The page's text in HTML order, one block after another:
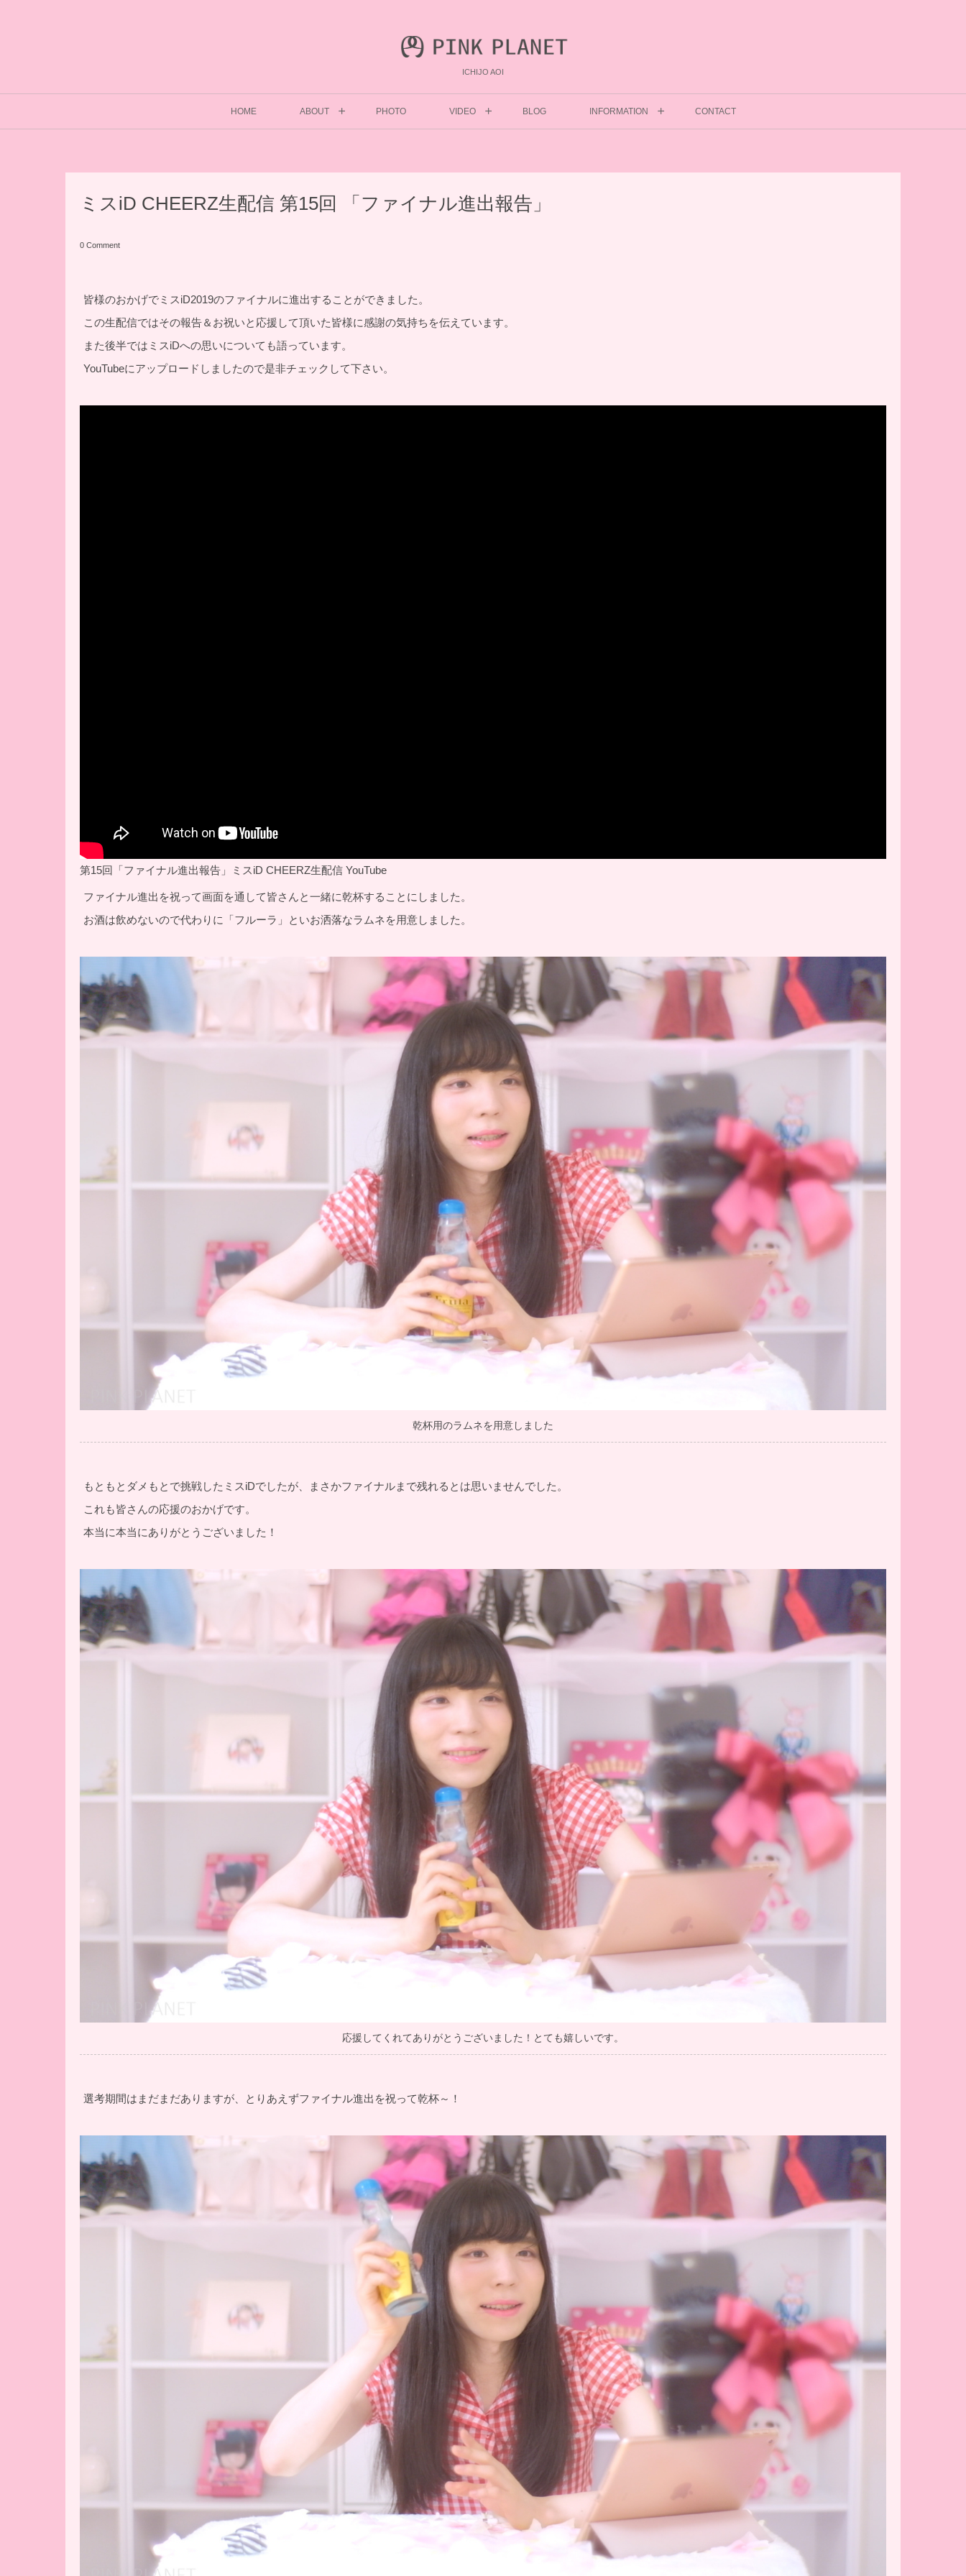
ICHIJO AOI
HOME ABOUT PHOTO VIDEO BLOG INFORMATION CONTACT
ミスiD CHEERZ生配信 第15回 「ファイナル進出報告」
0 Comment
皆様のおかげでミスiD2019のファイナルに進出することができました。
この生配信ではその報告＆お祝いと応援して頂いた皆様に感謝の気持ちを伝えています。
また後半ではミスiDへの思いについても語っています。
YouTubeにアップロードしましたので是非チェックして下さい。
第15回「ファイナル進出報告」ミスiD CHEERZ生配信 YouTube
ファイナル進出を祝って画面を通して皆さんと一緒に乾杯することにしました。
お酒は飲めないので代わりに「フルーラ」といお洒落なラムネを用意しました。
乾杯用のラムネを用意しました
もともとダメもとで挑戦したミスiDでしたが、まさかファイナルまで残れるとは思いませんでした。
これも皆さんの応援のおかげです。
本当に本当にありがとうございました！
応援してくれてありがとうございました！とても嬉しいです。
選考期間はまだまだありますが、とりあえずファイナル進出を祝って乾杯～！